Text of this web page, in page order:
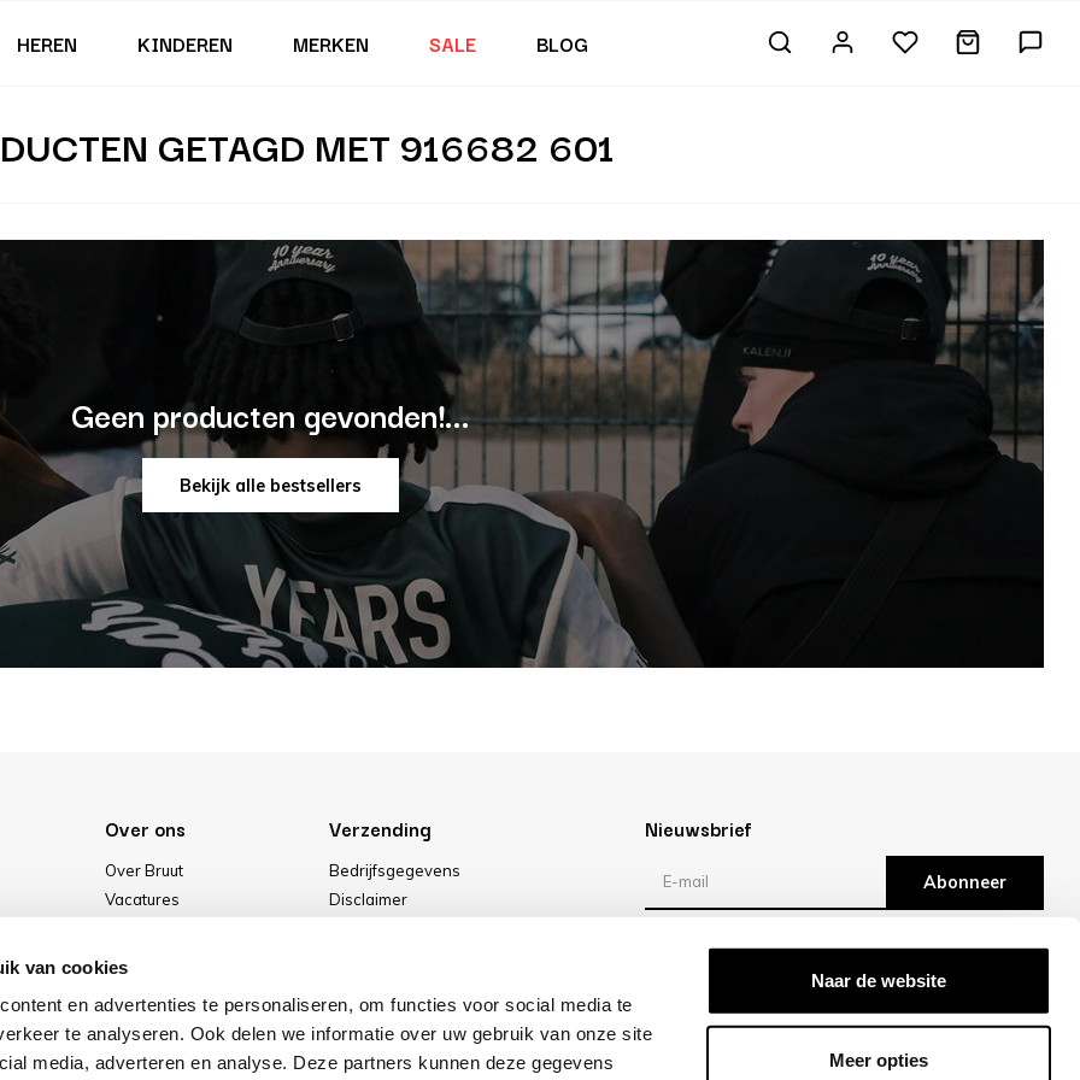
van cookies
en advertenties te personaliseren, om functies voor social media te
te analyseren. Ook delen we informatie over uw gebruik van onze site
media, adverteren en analyse. Deze partners kunnen deze gegevens
Naar de website
Meer opties
HEREN KINDEREN MERKEN SALE BLOG
GETAGD MET 916682 601
Geen producten gevonden!...
Bekijk alle bestsellers
Over ons
Over Bruut
Vacatures
Onze winkel
Verzending
Bedrijfsgegevens
Disclaimer
Nieuwsbrief
Abonneer
Reviews
/10 -klantbeoordelingen